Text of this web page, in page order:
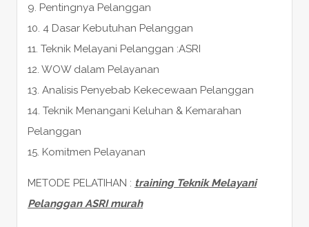
9. Pentingnya Pelanggan
10. 4 Dasar Kebutuhan Pelanggan
11. Teknik Melayani Pelanggan :ASRI
12. WOW dalam Pelayanan
13. Analisis Penyebab Kekecewaan Pelanggan
14. Teknik Menangani Keluhan & Kemarahan
Pelanggan
15. Komitmen Pelayanan
METODE PELATIHAN : training Teknik Melayani
Pelanggan ASRI murah